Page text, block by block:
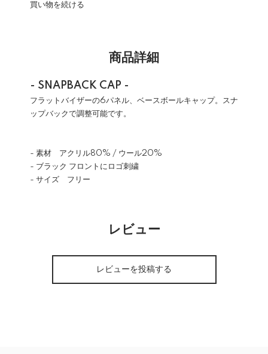
買い物を続ける
商品詳細
- SNAPBACK CAP -
フラットバイザーの6パネル、ベースボールキャップ。スナ
ップバックで調整可能です。
- 素材 アクリル80% / ウール20%
- ブラック フロントにロゴ刺繍
- サイズ フリー
レビュー
レビューを投稿する